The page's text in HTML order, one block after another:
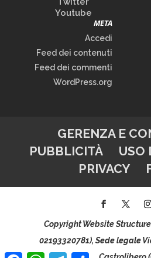
Youtube
META
Accedi
Feed dei contenuti
Feed dei commenti
WordPress.org
GERENZA E
PUBBLICITÀ
USO
PRIVACY
Copyright Website Structure
02193320781), Sede legale